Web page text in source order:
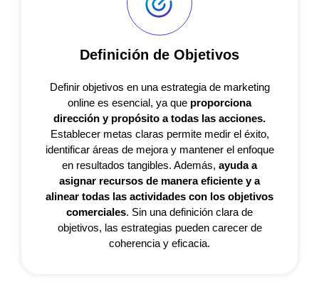
Definición de Objetivos
Definir objetivos en una estrategia de marketing
online es esencial, ya que proporciona
dirección y propósito a todas las acciones.
Establecer metas claras permite medir el éxito,
identificar áreas de mejora y mantener el enfoque
en resultados tangibles. Además, ayuda a
asignar recursos de manera eficiente y a
alinear todas las actividades con los objetivos
comerciales. Sin una definición clara de
objetivos, las estrategias pueden carecer de
coherencia y eficacia.